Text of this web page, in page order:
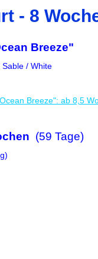
- 8
Breeze"
/ White
Breeze": ab 8,5
(59 Tage)